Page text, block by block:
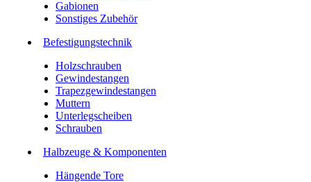
Gabionen
Sonstiges Zubehör
Befesti­gungstechnik
Holzschrauben
Gewindestangen
Trapezgewindestangen
Muttern
Unterlegscheiben
Schrauben
Halbzeuge & Komponenten
Hängende Tore